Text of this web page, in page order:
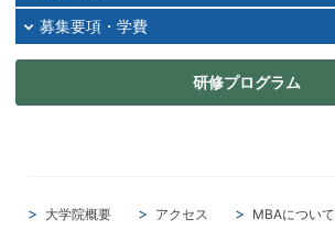
募集要項・学費
研修プログラム
大学院概要 アクセス MBAについて